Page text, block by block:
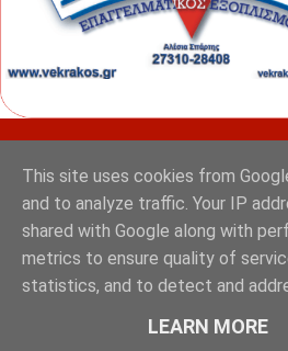
This site uses cookies from
and to analyze traffic. Your IP
shared with Google along with
metrics to ensure quality of
statistics, and to detect and
LEARN MORE